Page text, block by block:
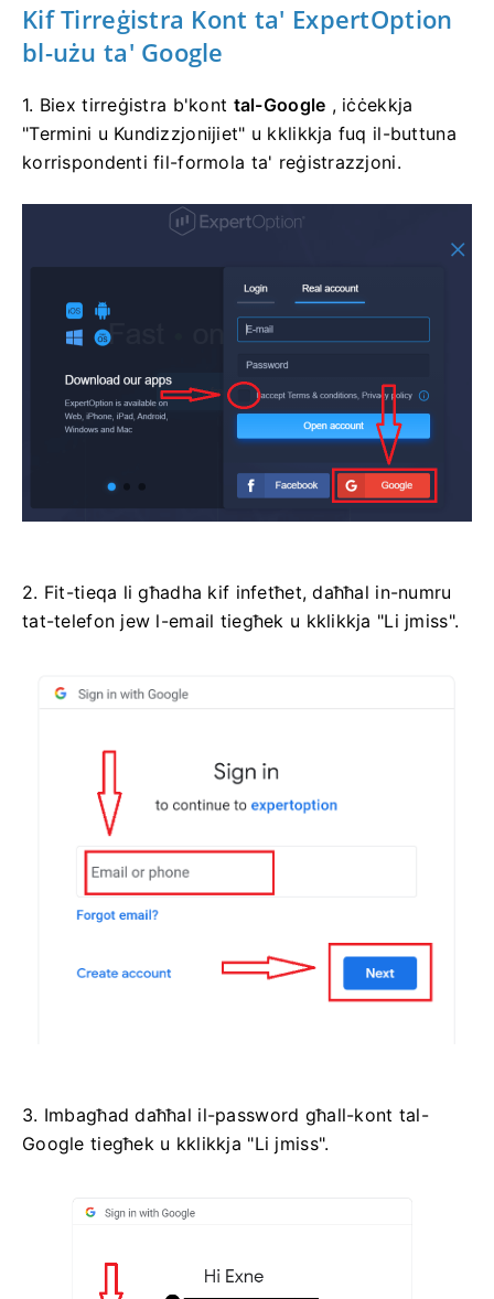
Kif Tirreġistra Kont ta' ExpertOption
bl-użu ta' Google
1. Biex tirreġistra b'kont tal-Google , iċċekkja
"Termini u Kundizzjonijiet" u kklikkja fuq il-buttuna
korrispondenti fil-formola ta' reġistrazzjoni.
2. Fit-tieqa li għadha kif infetħet, daħħal in-numru
tat-telefon jew l-email tiegħek u kklikkja "Li jmiss".
3. Imbagħad daħħal il-password għall-kont tal-
Google tiegħek u kklikkja "Li jmiss".